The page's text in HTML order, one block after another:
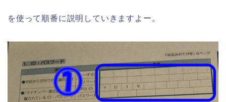
を使って順番に説明していきますよー。